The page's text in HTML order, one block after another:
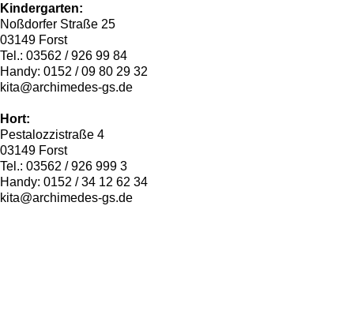
Kindergarten:
Noßdorfer Straße 25
03149 Forst
Tel.: 03562 / 926 99 84
Handy: 0152 / 09 80 29 32
kita@archimedes-gs.de
Hort:
Pestalozzistraße 4
03149 Forst
Tel.: 03562 / 926 999 3
Handy: 0152 / 34 12 62 34
kita@archimedes-gs.de